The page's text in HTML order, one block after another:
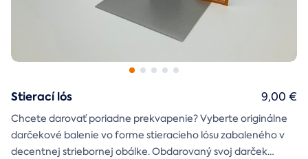
Stierací lós
Chcete darovať poriadne prekvapenie? Vyberte originálne
darčekové balenie vo forme stieracieho lósu zabaleného v
decentnej striebornej obálke. Obdarovaný svoj darček
9,00 €